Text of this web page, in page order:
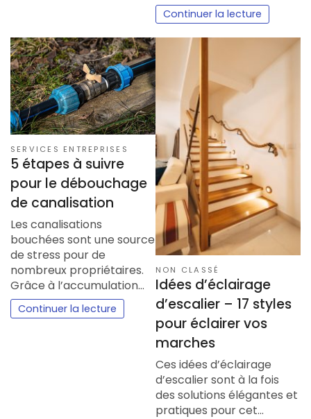
Continuer la lecture
SERVICES ENTREPRISES
5 étapes à suivre
pour le débouchage
de canalisation
Les canalisations
bouchées sont une source
de stress pour de
nombreux propriétaires.
Grâce à l’accumulation…
Continuer la lecture
NON CLASSÉ
Idées d’éclairage
d’escalier – 17 styles
pour éclairer vos
marches
Ces idées d’éclairage
d’escalier sont à la fois
des solutions élégantes et
pratiques pour cet…